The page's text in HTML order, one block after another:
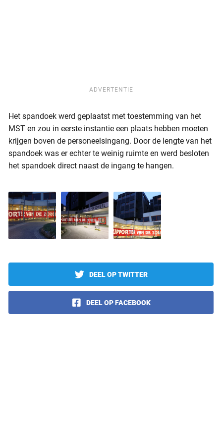
ADVERTENTIE
Het spandoek werd geplaatst met toestemming van het
MST en zou in eerste instantie een plaats hebben moeten
krijgen boven de personeelsingang. Door de lengte van het
spandoek was er echter te weinig ruimte en werd besloten
het spandoek direct naast de ingang te hangen.
DEEL OP TWITTER
DEEL OP FACEBOOK